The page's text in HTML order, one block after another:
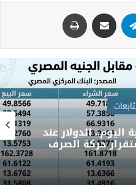
اليوم.. الدولار عند